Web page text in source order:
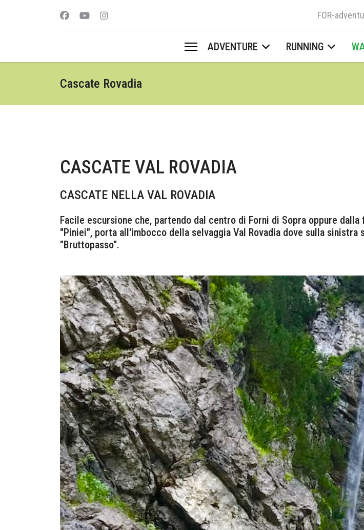
FOR-
ADVENTURE RUNNING
Cascate Rovadia
CASCATE VAL ROVADIA
CASCATE NELLA VAL ROVADIA
Facile escursione che, partendo dal centro di Forni di Sopra oppure
"Piniei", porta all'imbocco della selvaggia Val Rovadia dove sulla
"Bruttopasso".